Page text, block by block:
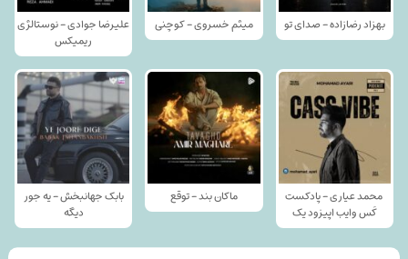
بهزاد رضازاده - صدای تو میثم خسروی - کوچنی
علیرضا جوادی - نوستالژی
ریمیکس
محمد عیاری - پادکست
کَس وایب اپیزود یک
ماکان بند - توقع
بابک جهانبخش - یه جور
دیگه